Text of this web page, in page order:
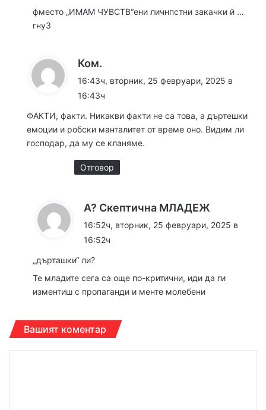
фместо „ИМАМ ЧУВСТВ“ени личнпстни закачки й …
гнуЗ
Ком.
:
16:43ч, вторник, 25 февруари, 2025 в
16:43ч
ФАКТИ, факти. Никакви факти не са това, а дъртешки
емоции и робски манталитет от време оно. Видим ли
господар, да му се кланяме.
Отговор
А? Скептична МЛАДЕЖ
а
16:52ч, вторник, 25 февруари, 2025 в
16:52ч
„дърташки“ ли?
Те младите сега са още по-критични, иди да ги
изментиш с пропаганди и менте молебени
Вашият коментар